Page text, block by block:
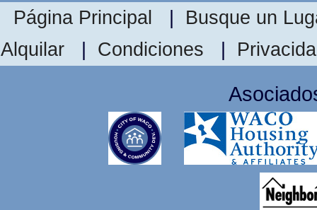
Página Principal
Busque un
Alquilar
Condiciones